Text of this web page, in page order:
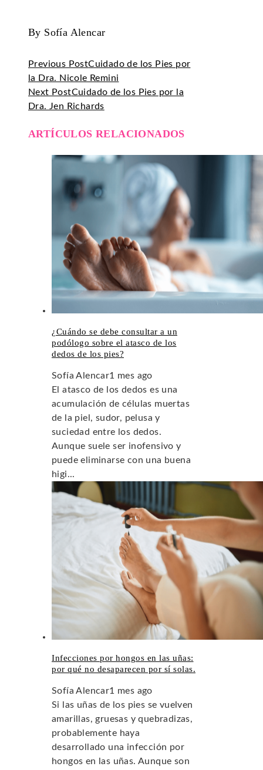
By Sofía Alencar
Previous PostCuidado de los Pies por
la Dra. Nicole Remini
Next PostCuidado de los Pies por la
Dra. Jen Richards
ARTÍCULOS RELACIONADOS
¿Cuándo se debe consultar a un
podólogo sobre el atasco de los
dedos de los pies?
Sofía Alencar1 mes ago
El atasco de los dedos es una
acumulación de células muertas
de la piel, sudor, pelusa y
suciedad entre los dedos.
Aunque suele ser inofensivo y
puede eliminarse con una buena
higi...
Infecciones por hongos en las uñas:
por qué no desaparecen por sí solas.
Sofía Alencar1 mes ago
Si las uñas de los pies se vuelven
amarillas, gruesas y quebradizas,
probablemente haya
desarrollado una infección por
hongos en las uñas. Aunque son